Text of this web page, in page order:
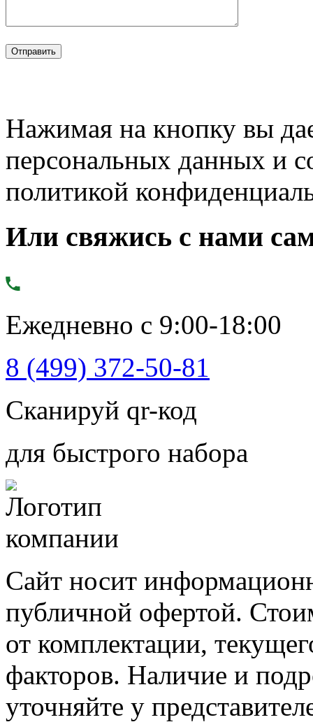
Нажимая на кнопку вы
персональных данных и
политикой
Или свяжись с нами
Ежедневно с 9:00-18:00
8 (499) 372-50-81
Сканируй qr-код
для быстрого набора
Сайт носит
публичной офертой.
от комплектации,
факторов. Наличие и
уточняйте у